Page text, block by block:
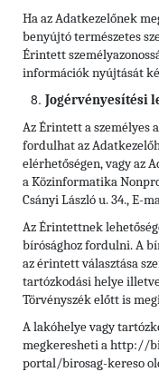
Ha az Adatkezelőnek
benyújtó természetes
Érintett
információk nyújtását
Jogérvényesítési
Az Érintett a személyes
fordulhat az
elérhetőségen, vagy az
a Közinformatika
Csányi László u. 34., E-
Az Érintettnek
bírósághoz fordulni. A
az érintett választása
tartózkodási helye
Törvényszék előtt is
A lakóhelye vagy
megkeresheti a http://
portal/birosag-kereso